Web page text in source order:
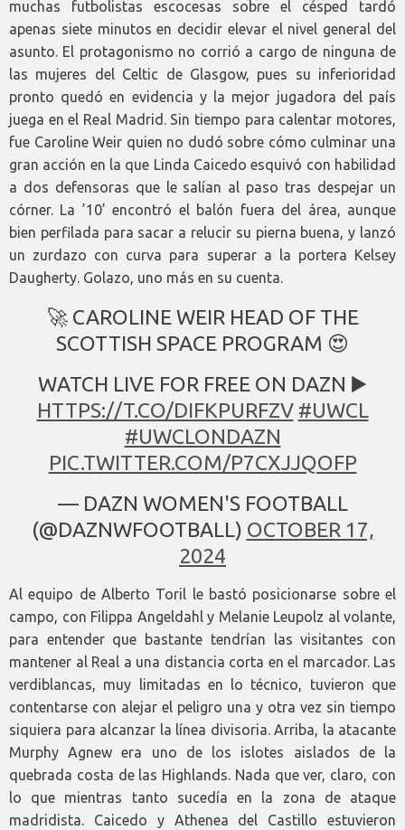
muchas futbolistas escocesas sobre el césped tardó
apenas siete minutos en decidir elevar el nivel general del
asunto. El protagonismo no corrió a cargo de ninguna de
las mujeres del Celtic de Glasgow, pues su inferioridad
pronto quedó en evidencia y la mejor jugadora del país
juega en el Real Madrid. Sin tiempo para calentar motores,
fue Caroline Weir quien no dudó sobre cómo culminar una
gran acción en la que Linda Caicedo esquivó con habilidad
a dos defensoras que le salían al paso tras despejar un
córner. La ’10’ encontró el balón fuera del área, aunque
bien perfilada para sacar a relucir su pierna buena, y lanzó
un zurdazo con curva para superar a la portera Kelsey
Daugherty. Golazo, uno más en su cuenta.
🚀 CAROLINE WEIR HEAD OF THE
SCOTTISH SPACE PROGRAM 😍
WATCH LIVE FOR FREE ON DAZN ▶️
HTTPS://T.CO/DIFKPURFZV #UWCL
#UWCLONDAZN
PIC.TWITTER.COM/P7CXJJQOFP
— DAZN WOMEN'S FOOTBALL
(@DAZNWFOOTBALL) OCTOBER 17,
2024
Al equipo de Alberto Toril le bastó posicionarse sobre el
campo, con Filippa Angeldahl y Melanie Leupolz al volante,
para entender que bastante tendrían las visitantes con
mantener al Real a una distancia corta en el marcador. Las
verdiblancas, muy limitadas en lo técnico, tuvieron que
contentarse con alejar el peligro una y otra vez sin tiempo
siquiera para alcanzar la línea divisoria. Arriba, la atacante
Murphy Agnew era uno de los islotes aislados de la
quebrada costa de las Highlands. Nada que ver, claro, con
lo que mientras tanto sucedía en la zona de ataque
madridista. Caicedo y Athenea del Castillo estuvieron